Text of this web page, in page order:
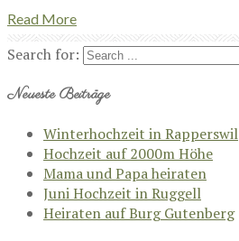
Read More
Search for:
Neueste Beiträge
Winterhochzeit in Rapperswil
Hochzeit auf 2000m Höhe
Mama und Papa heiraten
Juni Hochzeit in Ruggell
Heiraten auf Burg Gutenberg